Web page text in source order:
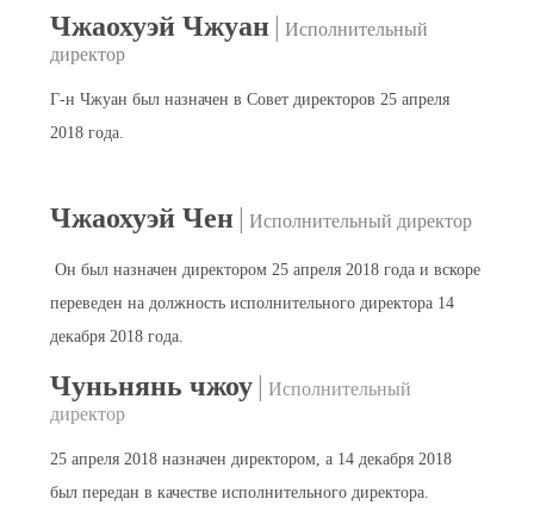
Чжаохуэй Чжуан | Исполнительный
директор
Г-н Чжуан был назначен в Совет директоров 25 апреля
2018года.
Чжаохуэй Чен | Исполнительный директор
Он был назначен директором 25 апреля 2018 года и вскоре
переведен на должность исполнительного директора 14
декабря 2018 года.
Чуньнянь чжоу | Исполнительный
директор
25 апреля 2018 назначен директором, а 14 декабря 2018
был передан в качестве исполнительного директора.